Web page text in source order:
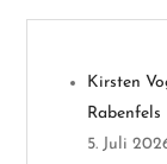
s
n
Kirsten
Rabenfels
5. Juli